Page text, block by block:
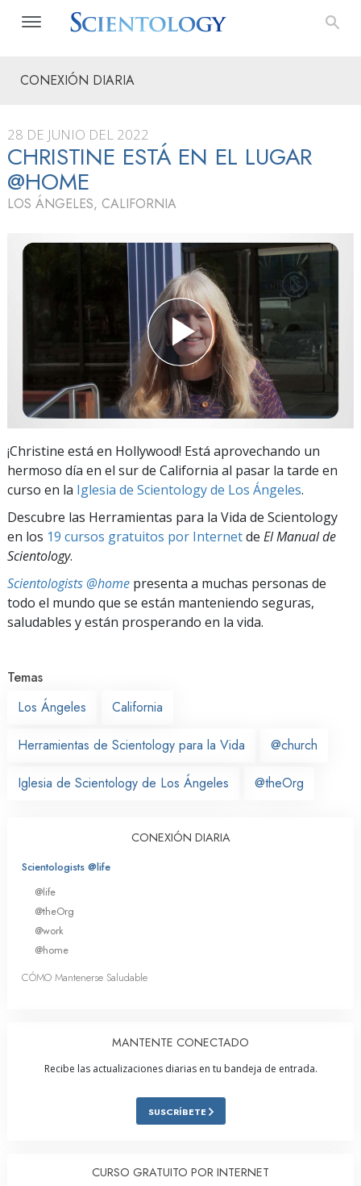
CONEXIÓN DIARIA
28 DE JUNIO DEL 2022
CHRISTINE ESTÁ EN EL LUGAR
@HOME
LOS ÁNGELES, CALIFORNIA
¡Christine está en Hollywood! Está aprovechando un
hermoso día en el sur de California al pasar la tarde en
curso en la Iglesia de Scientology de Los Ángeles.
Descubre las Herramientas para la Vida de Scientology
en los 19 cursos gratuitos por Internetde El Manual de
Scientology.
Scientologists @home presenta a muchas personas de
todo el mundo que se están manteniendo seguras,
saludables y están prosperando en la vida.
Temas
Los Ángeles
California
Herramientas de Scientology para la Vida @church
Iglesia de Scientology de Los Ángeles @theOrg
CONEXIÓN DIARIA
Scientologists @life
@life
@theOrg
@work
@home
CÓMO Mantenerse Saludable
MANTENTE CONECTADO
Recibe las actualizaciones diarias en tu bandeja de entrada.
SUSCRÍBETE
CURSO GRATUITO POR INTERNET